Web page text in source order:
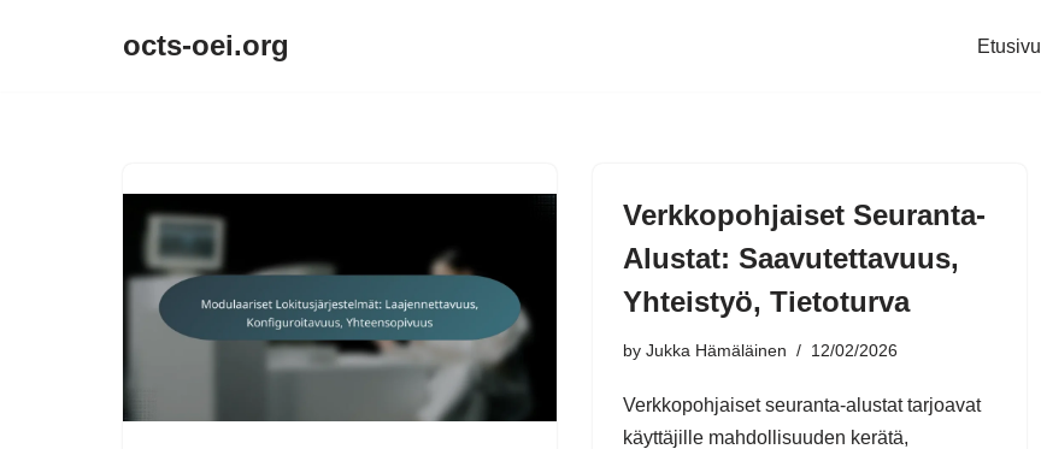
octs-oei.org Etusivu
Verkkopohjaiset Seuranta-
Alustat: Saavutettavuus,
Yhteistyö, Tietoturva
by Jukka Hämäläinen 12/02/2026
Verkkopohjaiset seuranta-alustat tarjoavat
käyttäjille mahdollisuuden kerätä,